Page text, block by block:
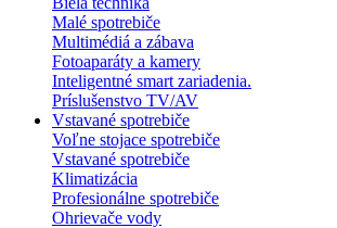
Malé spotrebiče
Multimédiá a zábava
Fotoaparáty a kamery
Inteligentné smart zariadenia.
Príslušenstvo TV/AV
Vstavané spotrebiče
Voľne stojace spotrebiče
Vstavané spotrebiče
Klimatizácia
Profesionálne spotrebiče
Ohrievače vody